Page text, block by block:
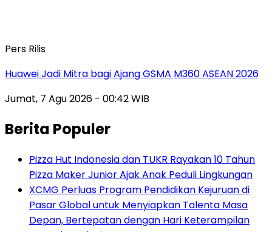
Pers Rilis
Huawei Jadi Mitra bagi Ajang GSMA M360 ASEAN 2026
Jumat, 7 Agu 2026 - 00:42 WIB
Berita Populer
Pizza Hut Indonesia dan TUKR Rayakan 10 Tahun
Pizza Maker Junior Ajak Anak Peduli Lingkungan
XCMG Perluas Program Pendidikan Kejuruan di
Pasar Global untuk Menyiapkan Talenta Masa
Depan, Bertepatan dengan Hari Keterampilan